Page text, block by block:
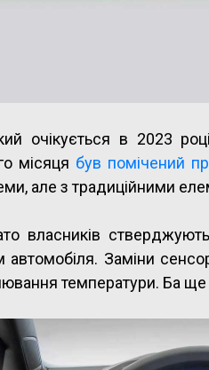
очікується в 2023
місяця був помічений
але з традиційними
власників
автомобіля. Заміни
температури. Ба ще